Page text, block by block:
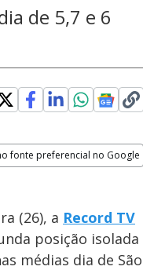
de 5,7 e 6
fonte preferencial no Google
(26), a Record TV
posição isolada
médias dia de São